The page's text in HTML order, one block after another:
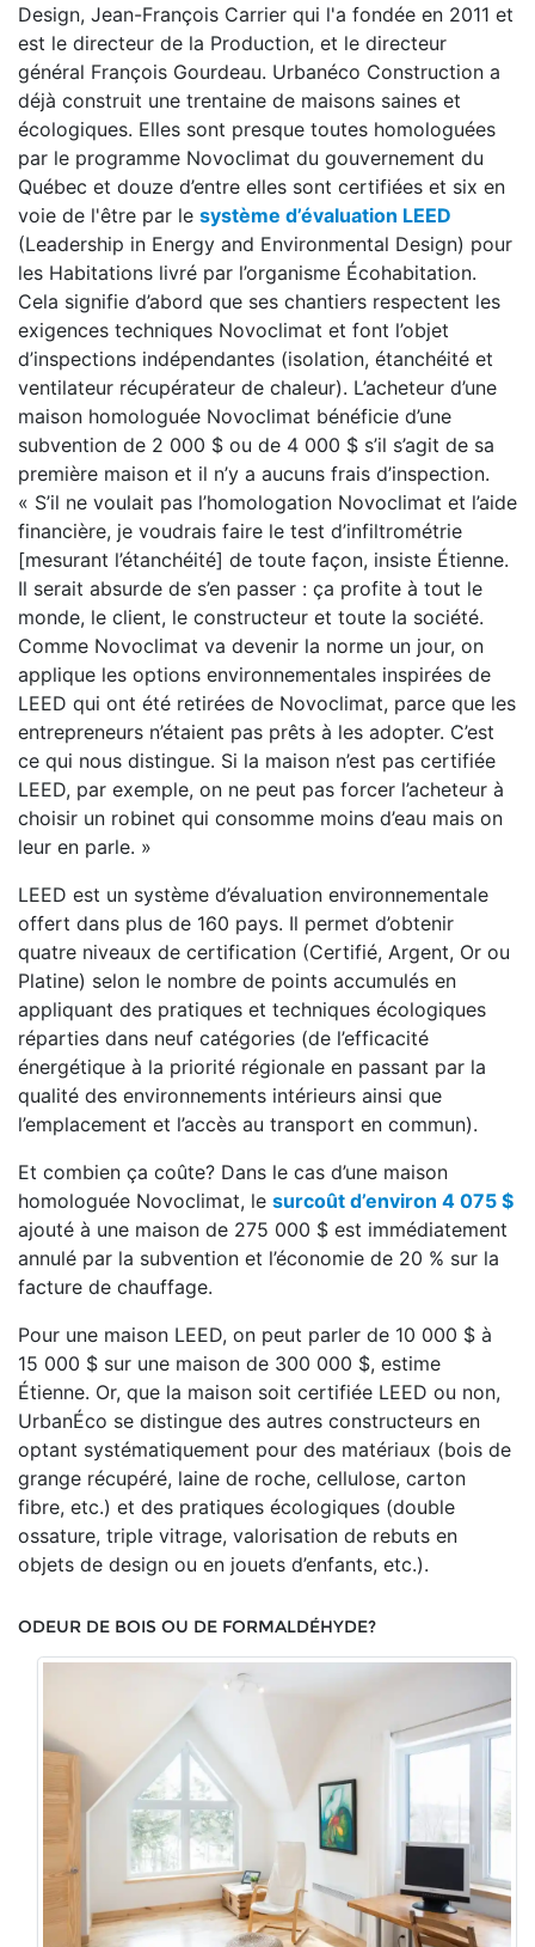
Design, Jean-François Carrier qui l'a fondée en 2011 et
est le directeur de la Production, et le directeur
général François Gourdeau. Urbanéco Construction a
déjà construit une trentaine de maisons saines et
écologiques. Elles sont presque toutes homologuées
par le programme Novoclimat du gouvernement du
Québec et douze d’entre elles sont certifiées et six en
voie de l'être par le système d’évaluation LEED
(Leadership in Energy and Environmental Design) pour
les Habitations livré par l’organisme Écohabitation.
Cela signifie d’abord que ses chantiers respectent les
exigences techniques Novoclimat et font l’objet
d’inspections indépendantes (isolation, étanchéité et
ventilateur récupérateur de chaleur). L’acheteur d’une
maison homologuée Novoclimat bénéficie d’une
subvention de 2 000 $ ou de 4 000 $ s’il s’agit de sa
première maison et il n’y a aucuns frais d’inspection.
« S’il ne voulait pas l’homologation Novoclimat et l’aide
financière, je voudrais faire le test d’infiltrométrie
[mesurant l’étanchéité] de toute façon, insiste Étienne.
Il serait absurde de s’en passer : ça profite à tout le
monde, le client, le constructeur et toute la société.
Comme Novoclimat va devenir la norme un jour, on
applique les options environnementales inspirées de
LEED qui ont été retirées de Novoclimat, parce que les
entrepreneurs n’étaient pas prêts à les adopter. C’est
ce qui nous distingue. Si la maison n’est pas certifiée
LEED, par exemple, on ne peut pas forcer l’acheteur à
choisir un robinet qui consomme moins d’eau mais on
leur en parle. »
LEED est un système d’évaluation environnementale
offert dans plus de 160 pays. Il permet d’obtenir
quatre niveaux de certification (Certifié, Argent, Or ou
Platine) selon le nombre de points accumulés en
appliquant des pratiques et techniques écologiques
réparties dans neuf catégories (de l’efficacité
énergétique à la priorité régionale en passant par la
qualité des environnements intérieurs ainsi que
l’emplacement et l’accès au transport en commun).
Et combien ça coûte? Dans le cas d’une maison
homologuée Novoclimat, le surcoût d’environ 4 075 $
ajouté à une maison de 275 000 $ est immédiatement
annulé par la subvention et l’économie de 20 % sur la
facture de chauffage.
Pour une maison LEED, on peut parler de 10 000 $ à
15 000 $ sur une maison de 300 000 $, estime
Étienne. Or, que la maison soit certifiée LEED ou non,
UrbanÉco se distingue des autres constructeurs en
optant systématiquement pour des matériaux (bois de
grange récupéré, laine de roche, cellulose, carton
fibre, etc.) et des pratiques écologiques (double
ossature, triple vitrage, valorisation de rebuts en
objets de design ou en jouets d’enfants, etc.).
ODEUR DE BOIS OU DE FORMALDÉHYDE?